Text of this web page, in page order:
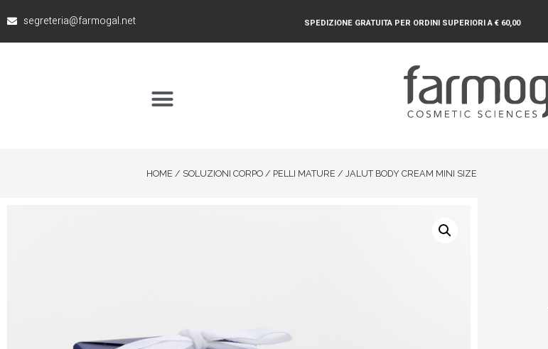
segreteria@farmogal.net SPEDIZIONE GRATUITA PER ORDINI SUPERIORI A € 60,00
HOME / SOLUZIONI CORPO/ PELLI MATURE / JALUT BODY CREAM MINI SIZE